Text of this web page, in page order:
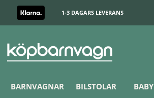
1-3 DAGARS LEVERANS
BARNVAGNAR BILSTOLAR BABY